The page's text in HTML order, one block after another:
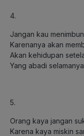
4.
Jangan kau
Karenanya akan
Akan kehidupan
Yang abadi selamanya
5.
Orang kaya jangan
Karena kaya miskin